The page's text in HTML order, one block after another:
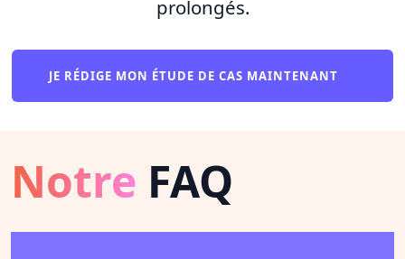
prolongés.
JE RÉDIGE MON ÉTUDE DE CAS MAINTENANT
Notre FAQ